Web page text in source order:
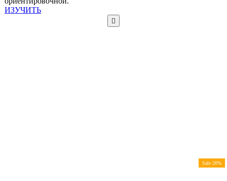
ИЗУЧИТЬ
Sale 20%